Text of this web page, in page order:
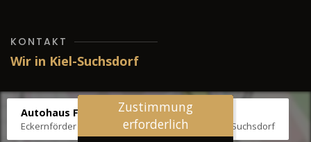
KONTAKT
Wir in Kiel-Suchsdorf
Autohaus Fräter
Eckernförder Str. /Klausbrooker Weg 1, 24107 Kiel-Suchsdorf
Zustimmung
erforderlich